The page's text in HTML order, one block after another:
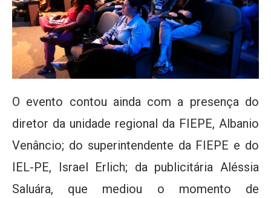
O evento contou ainda com a presença do
diretor da unidade regional da FIEPE, Albanio
Venâncio; do superintendente da FIEPE e do
IEL-PE, Israel Erlich; da publicitária Aléssia
Saluára, que mediou o momento de